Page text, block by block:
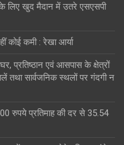
खुद मैदान में उतरे एसएसपी
कोई कमी : रेखा आर्या
प्रतिष्ठान एवं आसपास के क्षेत्रों
तथा सार्वजनिक स्थलों पर गंदगी न
रुपये प्रतिमाह की दर से 35.54